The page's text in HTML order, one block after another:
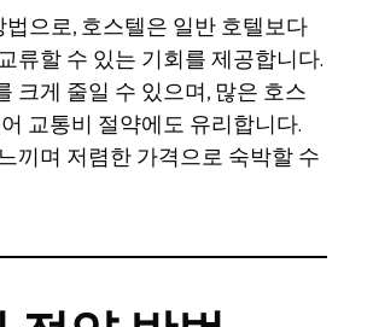
으로, 호스텔은 일반 호텔보다
류할 수 있는 기회를 제공합니다.
크게 줄일 수 있으며, 많은 호스
교통비 절약에도 유리합니다.
끼며 저렴한 가격으로 숙박할 수